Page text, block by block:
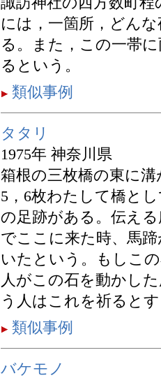
には，一箇所，どん
る。また，この一帯
るという。
類似事例
タタリ
1975年 神奈川県
箱根の三枚橋の東に
5，6枚わたして橋と
の足跡がある。伝え
でここに来た時、馬
いたという。もしこ
人がこの石を動かし
う人はこれを祈ると
類似事例
バケモノ